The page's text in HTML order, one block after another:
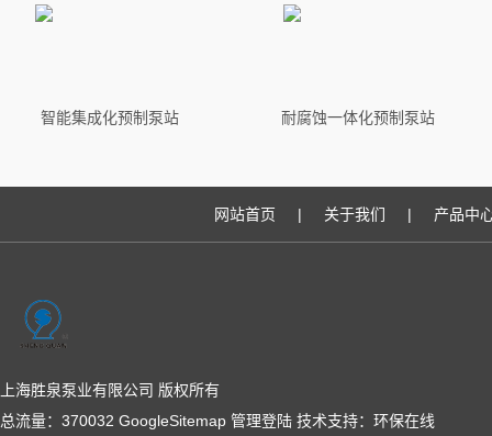
智能集成化预制泵站 耐腐蚀一体化预制泵站
网站首页 | 关于我们 | 产品中
上海胜泉泵业有限公司 版权所有
总流量：370032 GoogleSitemap 管理登陆 技术支持： 环保在线